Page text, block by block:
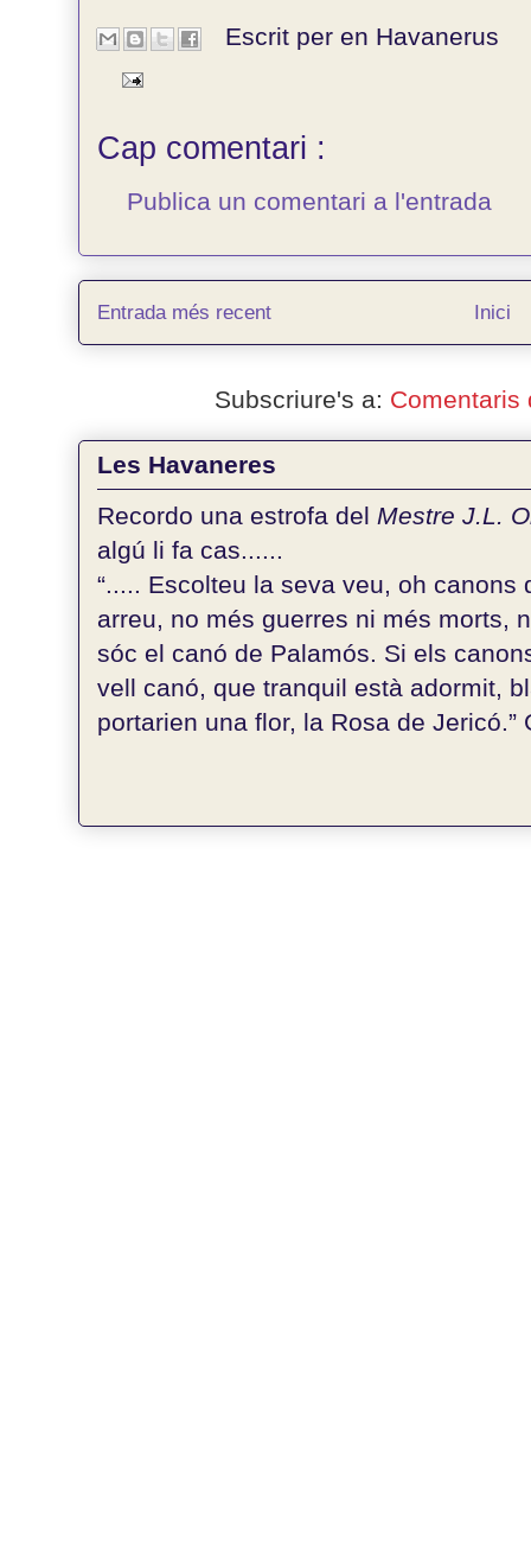
Escrit per en Havanerus
Cap comentari :
Publica un comentari a l'entrada
Entrada més recent Inici
Subscriure's a: Comentaris
Les Havaneres
Recordo una estrofa del Mestre J.L.
algú li fa cas......
“..... Escolteu la seva veu, oh
arreu, no més guerres ni més morts,
sóc el canó de Palamós. Si els
vell canó, que tranquil està adormit,
portarien una flor, la Rosa de